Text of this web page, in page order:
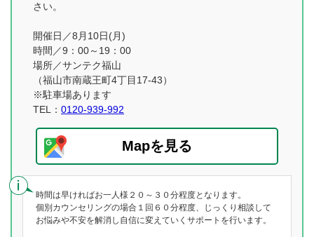
さい。
開催日／8月10日(月)
時間／9：00～19：00
場所／サンテク福山
（福山市南蔵王町4丁目17-43）
※駐車場あります
TEL： 0120-939-992
Mapを見る
時間は早ければお一人様２０～３０分程度となります。
個別カウンセリングの場合１回６０分程度、じっくり相談して
お悩みや不安を解消し自信に変えていくサポートを行います。